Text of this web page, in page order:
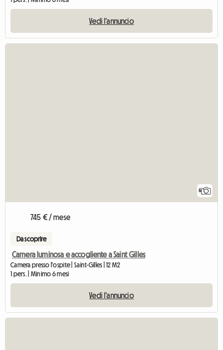
Vedi l'annuncio
6
745 € / mese
Da scoprire
Camera luminosa e accogliente a Saint Gilles
Camera presso l'ospite | Saint-Gilles | 12 M2
1 pers. | Minimo 6 mesi
Vedi l'annuncio